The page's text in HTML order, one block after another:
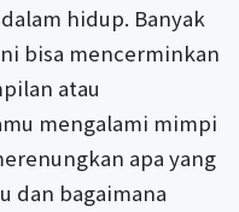
hidup. Banyak
bisa mencerminkan
atau
mengalami mimpi
apa yang
dan bagaimana